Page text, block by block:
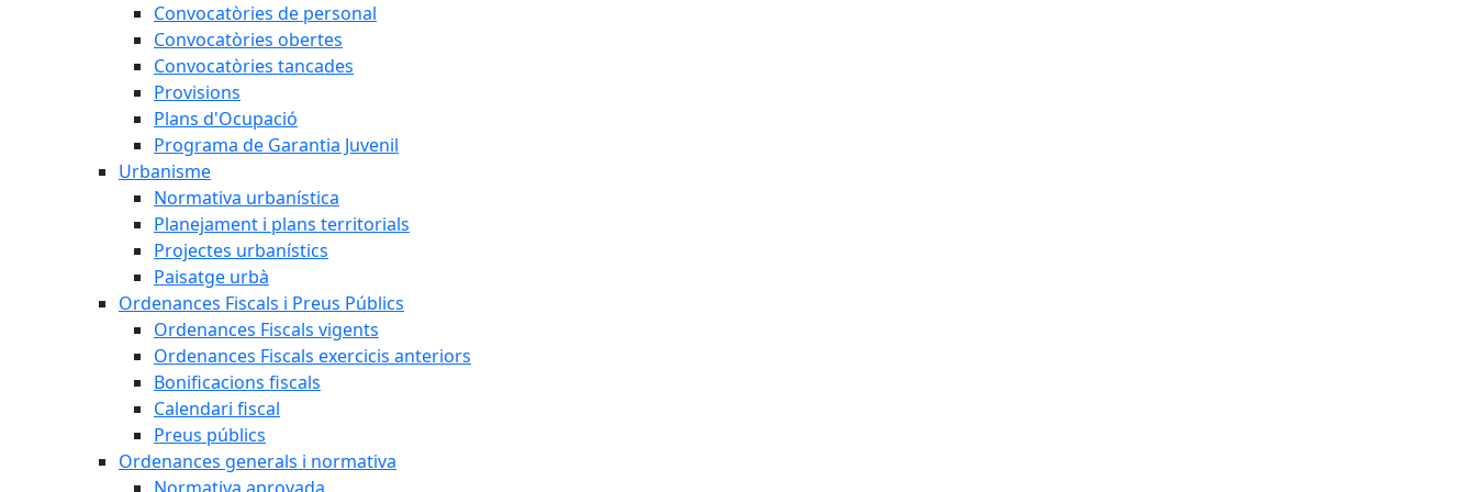
Convocatòries de personal
Convocatòries obertes
Convocatòries tancades
Provisions
Plans d'Ocupació
Programa de Garantia Juvenil
Urbanisme
Normativa urbanística
Planejament i plans territorials
Projectes urbanístics
Paisatge urbà
Ordenances Fiscals i Preus Públics
Ordenances Fiscals vigents
Ordenances Fiscals exercicis anteriors
Bonificacions fiscals
Calendari fiscal
Preus públics
Ordenances generals i normativa